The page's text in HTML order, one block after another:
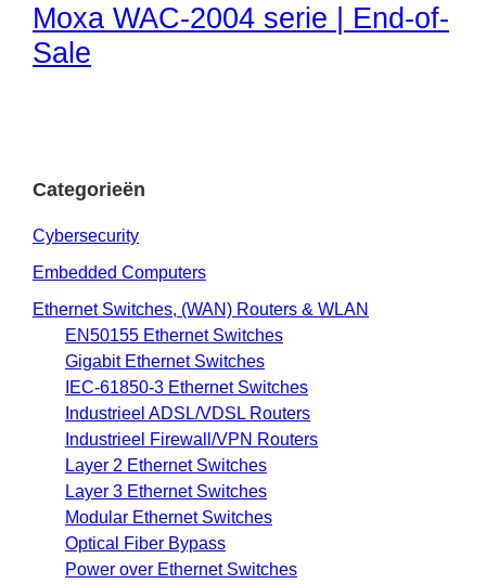
Moxa WAC-2004 serie | End-of-
Sale
Categorieën
Cybersecurity
Embedded Computers
Ethernet Switches, (WAN) Routers & WLAN
EN50155 Ethernet Switches
Gigabit Ethernet Switches
IEC-61850-3 Ethernet Switches
Industrieel ADSL/VDSL Routers
Industrieel Firewall/VPN Routers
Layer 2 Ethernet Switches
Layer 3 Ethernet Switches
Modular Ethernet Switches
Optical Fiber Bypass
Power over Ethernet Switches